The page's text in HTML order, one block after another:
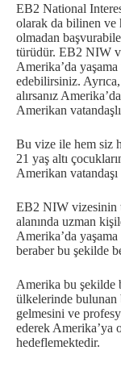
EB2 National
olarak da bilinen ve
olmadan
türüdür. EB2 NIW
Amerika’da yaşama
edebilirsiniz.
alırsanız
Amerikan
Bu vize ile hem siz
21 yaş altı
Amerikan
EB2 NIW vizesinin
alanında uzman
Amerika’da yaşama
beraber bu şekilde
Amerika bu şekilde
ülkelerinde bulunan
gelmesini ve
ederek Amerika’ya
hedeflemektedir.